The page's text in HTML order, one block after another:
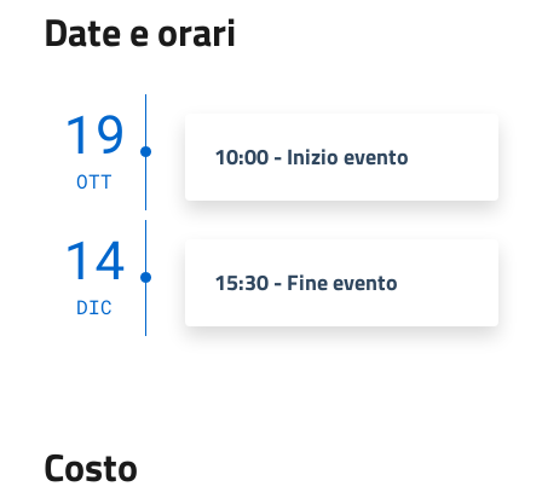
Date e orari
19
OTT
10:00 - Inizio evento
14
DIC
15:30 - Fine evento
Costo